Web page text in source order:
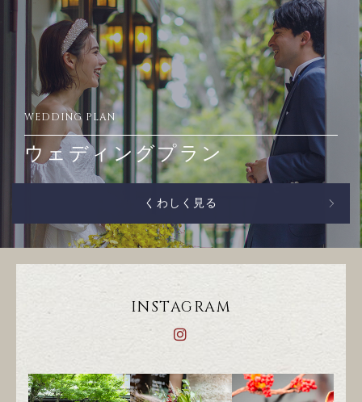
WEDDING PLAN
ウェディングプラン
くわしく見る
INSTAGRAM